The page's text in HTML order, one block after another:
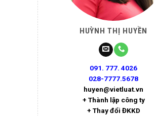
HUỲNH THỊ HUYỀN
091. 777. 4026
028-7777.5678
huyen@vietluat.vn
+ Thành lập công ty
+ Thay đổi ĐKKD